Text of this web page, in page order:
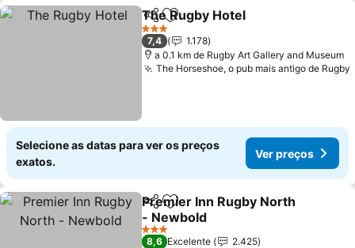
PartilharAdicionar aos favoritos
The Rugby Hotel
3 Estrelas
7,4
1.178
a 0.1 km de Rugby Art Gallery and Museum
The Horseshoe, o pub mais antigo de Rugby
Selecione as datas para ver os preços
exatos.
Ver preços
PartilharAdicionar aos favoritos
Premier Inn Rugby North
- Newbold
Ver preços
3 Estrelas
8,6 Excelente
2.425